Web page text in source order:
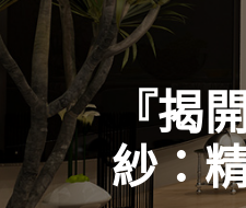
『揭
紗：